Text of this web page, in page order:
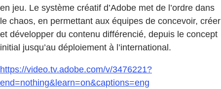
en jeu. Le système créatif d’Adobe met de l’ordre dans
le chaos, en permettant aux équipes de concevoir, créer
et développer du contenu différencié, depuis le concept
initial jusqu’au déploiement à l’international.
https://video.tv.adobe.com/v/3476221?
end=nothing&learn=on&captions=eng